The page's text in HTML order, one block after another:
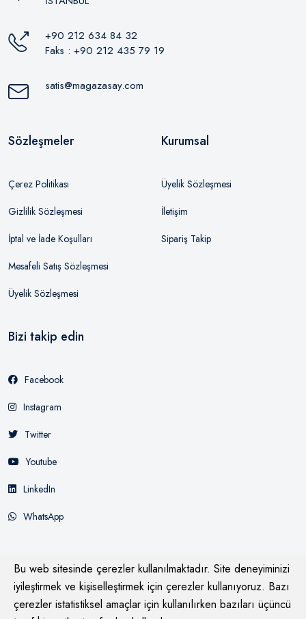
+90 212 634 84 32
Faks : +90 212 435 79 19
satis@magazasay.com
Sözleşmeler
Çerez Politikası
Gizlilik Sözleşmesi
İptal ve İade Koşulları
Mesafeli Satış Sözleşmesi
Üyelik Sözleşmesi
Kurumsal
Üyelik Sözleşmesi
İletişim
Sipariş Takip
Bizi takip edin
Facebook
Instagram
Twitter
Youtube
LinkedIn
WhatsApp
Mağazasay Bysay
Bu web sitesinde çerezler kullanılmaktadır. Site deneyiminizi
iyileştirmek ve kişiselleştirmek için çerezler kullanıyoruz. Bazı
çerezler istatistiksel amaçlar için kullanılırken bazıları üçüncü